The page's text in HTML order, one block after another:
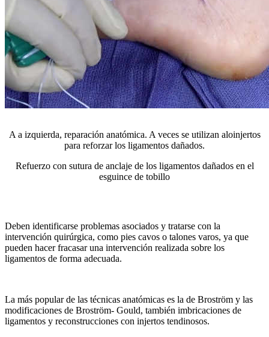
A a izquierda, reparación anatómica. A veces se utilizan aloinjertos
para reforzar los ligamentos dañados.
Refuerzo con sutura de anclaje de los ligamentos dañados en el
esguince de tobillo
Deben identificarse problemas asociados y tratarse con la
intervención quirúrgica, como pies cavos o talones varos, ya que
pueden hacer fracasar una intervención realizada sobre los
ligamentos de forma adecuada.
La más popular de las técnicas anatómicas es la de Broström y las
modificaciones de Broström- Gould, también imbricaciones de
ligamentos y reconstrucciones con injertos tendinosos.